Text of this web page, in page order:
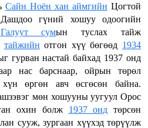
Сайн Ноён хан аймгийн Цогтой
гүний хошуу одоогийн
Галуут сумын туслах тайж
тайжийн отгон хүү бөгөөд 1934
гурван настай байхад 1937 онд
нас барснаар, ойрын төрөл
өргөн авч өсгөсөн байна.
мөн хошууны уугуул Орос
охин болж 1937 онд төрсөн
сууж, зургаан хүүхэд төрүүлж